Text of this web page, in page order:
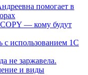
помогает в
— кому будут
с использованием 1С
не заржавела.
и виды